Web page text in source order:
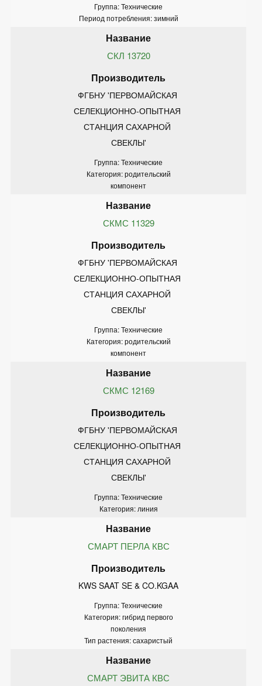
Группа: Технические
Период потребления: зимний
СКЛ 13720
ФГБНУ 'ПЕРВОМАЙСКАЯ
СЕЛЕКЦИОННО-ОПЫТНАЯ
СТАНЦИЯ САХАРНОЙ
СВЕКЛЫ'
Группа: Технические
Категория: родительский
компонент
СКМС 11329
ФГБНУ 'ПЕРВОМАЙСКАЯ
СЕЛЕКЦИОННО-ОПЫТНАЯ
СТАНЦИЯ САХАРНОЙ
СВЕКЛЫ'
Группа: Технические
Категория: родительский
компонент
СКМС 12169
ФГБНУ 'ПЕРВОМАЙСКАЯ
СЕЛЕКЦИОННО-ОПЫТНАЯ
СТАНЦИЯ САХАРНОЙ
СВЕКЛЫ'
Группа: Технические
Категория: линия
СМАРТ ПЕРЛА КВС
KWS SAAT SE & CO.KGAA
Группа: Технические
Категория: гибрид первого
поколения
Тип растения: сахаристый
СМАРТ ЭВИТА КВС